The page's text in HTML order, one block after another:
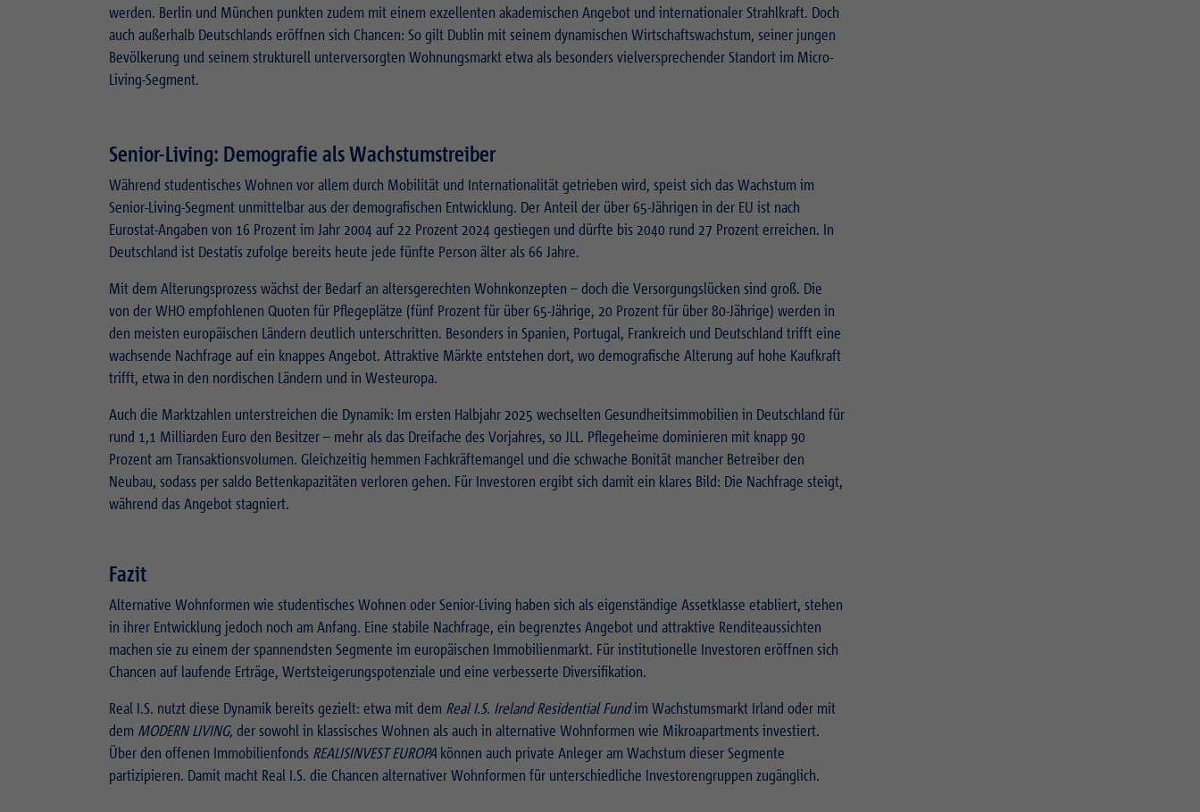
werden. Berlin und München punkten zudem mit einem exzellenten akademischen Angebot und internationaler Strahlkraft. Doch
auch außerhalb Deutschlands eröffnen sich Chancen: So gilt Dublin mit seinem dynamischen Wirtschaftswachstum, seiner jungen
Bevölkerung und seinem strukturell unterversorgten Wohnungsmarkt etwa als besonders vielversprechender Standort im Micro-
Living-Segment.
Senior-Living: Demografie als Wachstumstreiber
Während studentisches Wohnen vor allem durch Mobilität und Internationalität getrieben wird, speist sich das Wachstum im
Senior-Living-Segment unmittelbar aus der demografischen Entwicklung. Der Anteil der über 65-Jährigen in der EU ist nach
Eurostat-Angaben von 16 Prozent im Jahr 2004 auf 22 Prozent 2024 gestiegen und dürfte bis 2040 rund 27 Prozent erreichen. In
Deutschland ist Destatis zufolge bereits heute jede fünfte Person älter als 66 Jahre.
Mit dem Alterungsprozess wächst der Bedarf an altersgerechten Wohnkonzepten – doch die Versorgungslücken sind groß. Die
von der WHO empfohlenen Quoten für Pflegeplätze (fünf Prozent für über 65-Jährige, 20 Prozent für über 80-Jährige) werden in
den meisten europäischen Ländern deutlich unterschritten. Besonders in Spanien, Portugal, Frankreich und Deutschland trifft eine
wachsende Nachfrage auf ein knappes Angebot. Attraktive Märkte entstehen dort, wo demografische Alterung auf hohe Kaufkraft
trifft, etwa in den nordischen Ländern und in Westeuropa.
Auch die Marktzahlen unterstreichen die Dynamik: Im ersten Halbjahr 2025 wechselten Gesundheitsimmobilien in Deutschland für
rund 1,1 Milliarden Euro den Besitzer – mehr als das Dreifache des Vorjahres, so JLL. Pflegeheime dominieren mit knapp 90
Prozent am Transaktionsvolumen. Gleichzeitig hemmen Fachkräftemangel und die schwache Bonität mancher Betreiber den
Neubau, sodass per saldo Bettenkapazitäten verloren gehen. Für Investoren ergibt sich damit ein klares Bild: Die Nachfrage steigt,
während das Angebot stagniert.
Fazit
Alternative Wohnformen wie studentisches Wohnen oder Senior-Living haben sich als eigenständige Assetklasse etabliert, stehen
in ihrer Entwicklung jedoch noch am Anfang. Eine stabile Nachfrage, ein begrenztes Angebot und attraktive Renditeaussichten
machen sie zu einem der spannendsten Segmente im europäischen Immobilienmarkt. Für institutionelle Investoren eröffnen sich
Chancen auf laufende Erträge, Wertsteigerungspotenziale und eine verbesserte Diversifikation.
Real I.S. nutzt diese Dynamik bereits gezielt: etwa mit dem Real I.S. Ireland Residential Fundim Wachstumsmarkt Irland oder mit
dem MODERN LIVING, der sowohl in klassisches Wohnen als auch in alternative Wohnformen wie Mikroapartments investiert.
Über den offenen Immobilienfonds REALISINVEST EUROPA können auch private Anleger am Wachstum dieser Segmente
partizipieren. Damit macht Real I.S. die Chancen alternativer Wohnformen für unterschiedliche Investorengruppen zugänglich.